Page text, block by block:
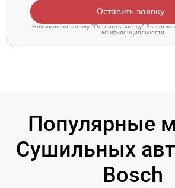
Оставить заявку
Нажимая на кнопку "Оставить заявку" Вы
конфиденциальности
Популярные
Сушильных
Bosch